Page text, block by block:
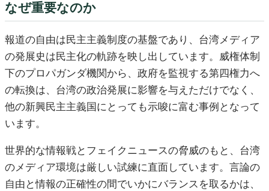
なぜ重要なのか
報道の自由は民主主義制度の基盤であり、台湾メディア
の発展史は民主化の軌跡を映し出しています。威権体制
下のプロパガンダ機関から、政府を監視する第四権力へ
の転換は、台湾の政治発展に影響を与えただけでなく、
他の新興民主主義国にとっても示唆に富む事例となって
います。
世界的な情報戦とフェイクニュースの脅威のもと、台湾
のメディア環境は厳しい試練に直面しています。言論の
自由と情報の正確性の間でいかにバランスを取るかは、